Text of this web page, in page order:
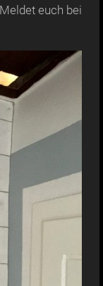
euch bei